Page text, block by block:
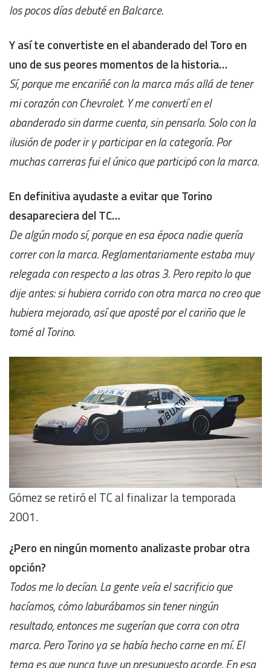
los pocos días debuté en Balcarce.
Y así te convertiste en el abanderado del Toro en
uno de sus peores momentos de la historia…
Sí, porque me encariñé con la marca más allá de tener
mi corazón con Chevrolet. Y me convertí en el
abanderado sin darme cuenta, sin pensarlo. Solo con la
ilusión de poder ir y participar en la categoría. Por
muchas carreras fui el único que participó con la marca.
En definitiva ayudaste a evitar que Torino
desapareciera del TC…
De algún modo sí, porque en esa época nadie quería
correr con la marca. Reglamentariamente estaba muy
relegada con respecto a las otras 3. Pero repito lo que
dije antes: si hubiera corrido con otra marca no creo que
hubiera mejorado, así que aposté por el cariño que le
tomé al Torino.
Gómez se retiró el TC al finalizar la temporada
2001.
¿Pero en ningún momento analizaste probar otra
opción?
Todos me lo decían. La gente veía el sacrificio que
hacíamos, cómo laburábamos sin tener ningún
resultado, entonces me sugerían que corra con otra
marca. Pero Torino ya se había hecho carne en mí. El
tema es que nunca tuve un presupuesto acorde. En esa